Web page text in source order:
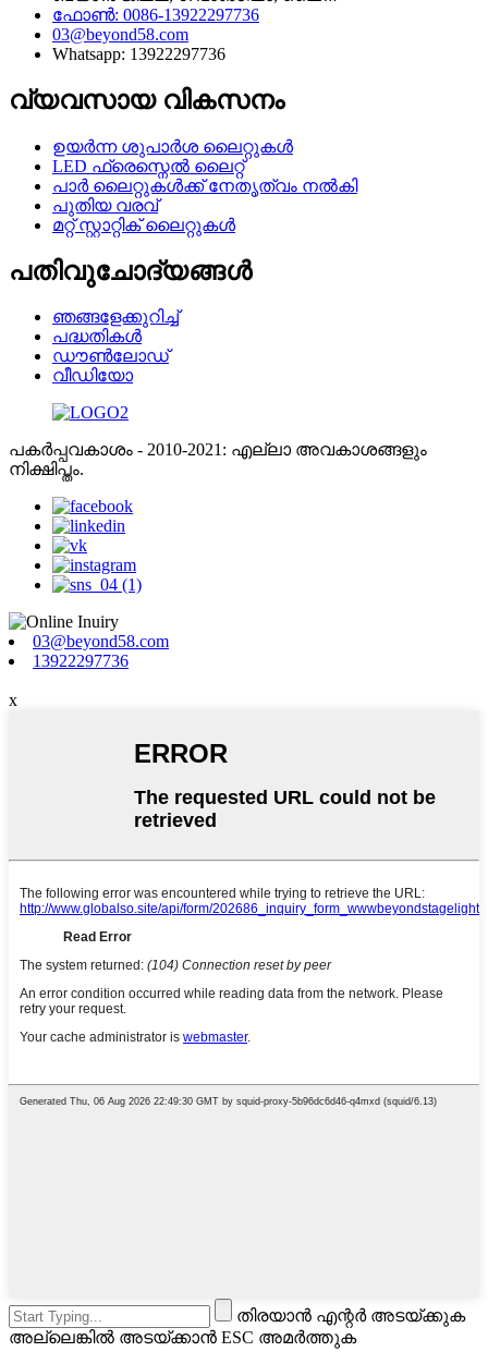
ഫോൺ: 0086-13922297736
03@beyond58.com
Whatsapp: 13922297736
വ്യവസായ വികസനം
ഉയർന്ന ശുപാർശ ലൈറ്റുകൾ
LED ഫ്രെസ്നെൽ ലൈറ്റ്
പാർ ലൈറ്റുകൾക്ക് നേതൃത്വം നൽകി
പുതിയ വരവ്
മറ്റ് സ്റ്റാറ്റിക് ലൈറ്റുകൾ
പതിവുചോദ്യങ്ങൾ
ഞങ്ങളേക്കുറിച്ച്
പദ്ധതികൾ
ഡൗൺലോഡ്
വീഡിയോ
പകർപ്പവകാശം - 2010-2021: എല്ലാ അവകാശങ്ങളും
നിക്ഷിപ്തം.
03@beyond58.com
13922297736
x
തിരയാൻ എന്റർ അടയ്‌ക്കുക
അല്ലെങ്കിൽ അടയ്‌ക്കാൻ ESC അമർത്തുക